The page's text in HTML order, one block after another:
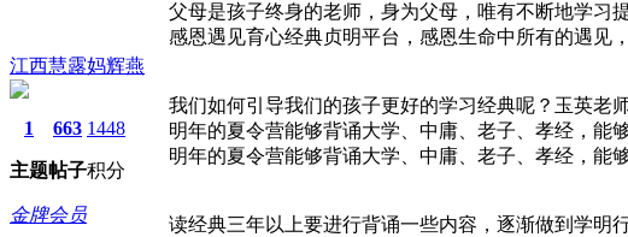
江西慧露妈辉燕
1
主题
663
帖子
1448
积分
金牌会员
父母是孩子终身的老师，身为父母，唯有不断地学习
感恩遇见育心经典贞明平台，感恩生命中所有的遇见
我们如何引导我们的孩子更好的学习经典呢？玉英老
明年的夏令营能够背诵大学、中庸、老子、孝经，能
明年的夏令营能够背诵大学、中庸、老子、孝经，能
读经典三年以上要进行背诵一些内容，逐渐做到学明